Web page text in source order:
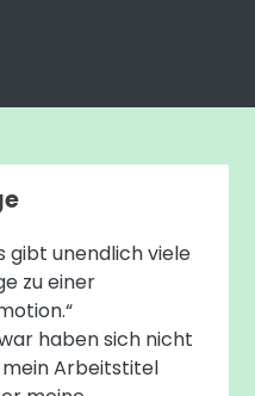
gibt unendlich viele
zu einer
haben sich nicht
Arbeitstitel